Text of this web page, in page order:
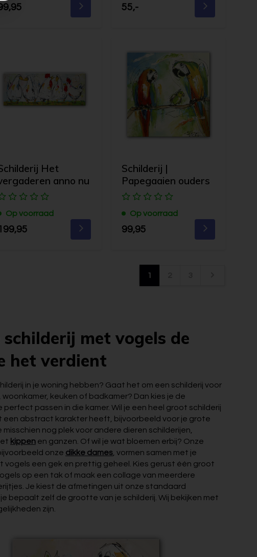
55,-
Het
anno nu
Op voorraad
Schilderij |
Papegaaien ouders
Op voorraad
99,95
1
schilderij met vogels de
het verdient
in je woning hebben? Gaat het om een schilderij voor
woonkamer, keuken of badkamer? Dan kies je de
passen in die kamer. Wil je een heel groot schilderij
een abstract karakter heeft, bijvoorbeeld voor je grote
misschien nog plek voor andere dieren schilderijen,
kippen en ganzen. Of wil je wat bloemen erbij? Onze
onze dikke dames , vormen samen met je
vogels een gek en prettig geheel. Kies gerust één groot
op een tak of maak een collage van meerdere
Je kiest de afmetingen uit onze standaard
bepaalt zelf de grootte van je schilderij. Wij bekijken met
zijn.